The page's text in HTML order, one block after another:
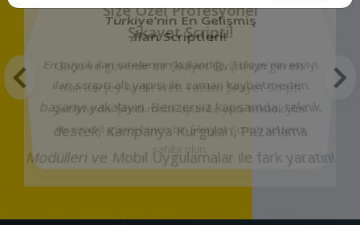
Size Özel Profesyonel
Şikayet Scripti!
Güçlü ve güvenilir bir Şikayet Scripti için gerekli
olan herşey Aydın Web Yazılım Şikayet Scripti
yazılımında. Şimdi mobil uyumlu, yeni teknolojiler
ile sürekli güncellenen bir Şikayet Scripti sistemi
sahibi olun.